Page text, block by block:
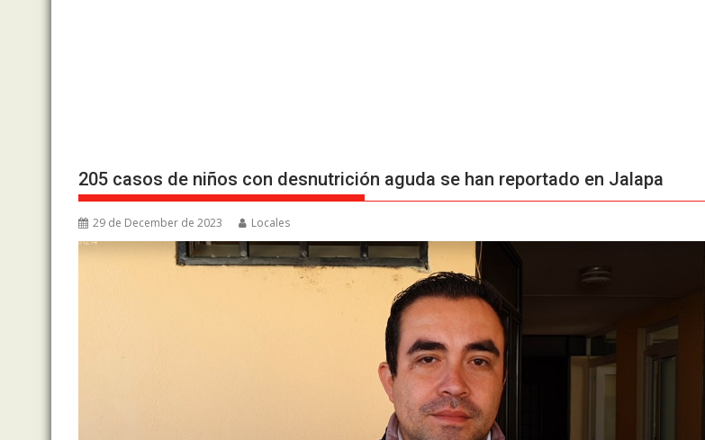
205 casos de niños con desnutrición aguda se han reportado en Jalapa
29 de December de 2023 Locales